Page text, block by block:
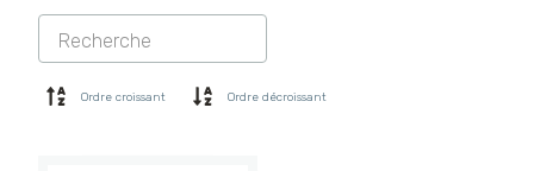
COMBINAISON
SOFTSHELL
CHEMISES
Ordre croissant Ordre décroissant